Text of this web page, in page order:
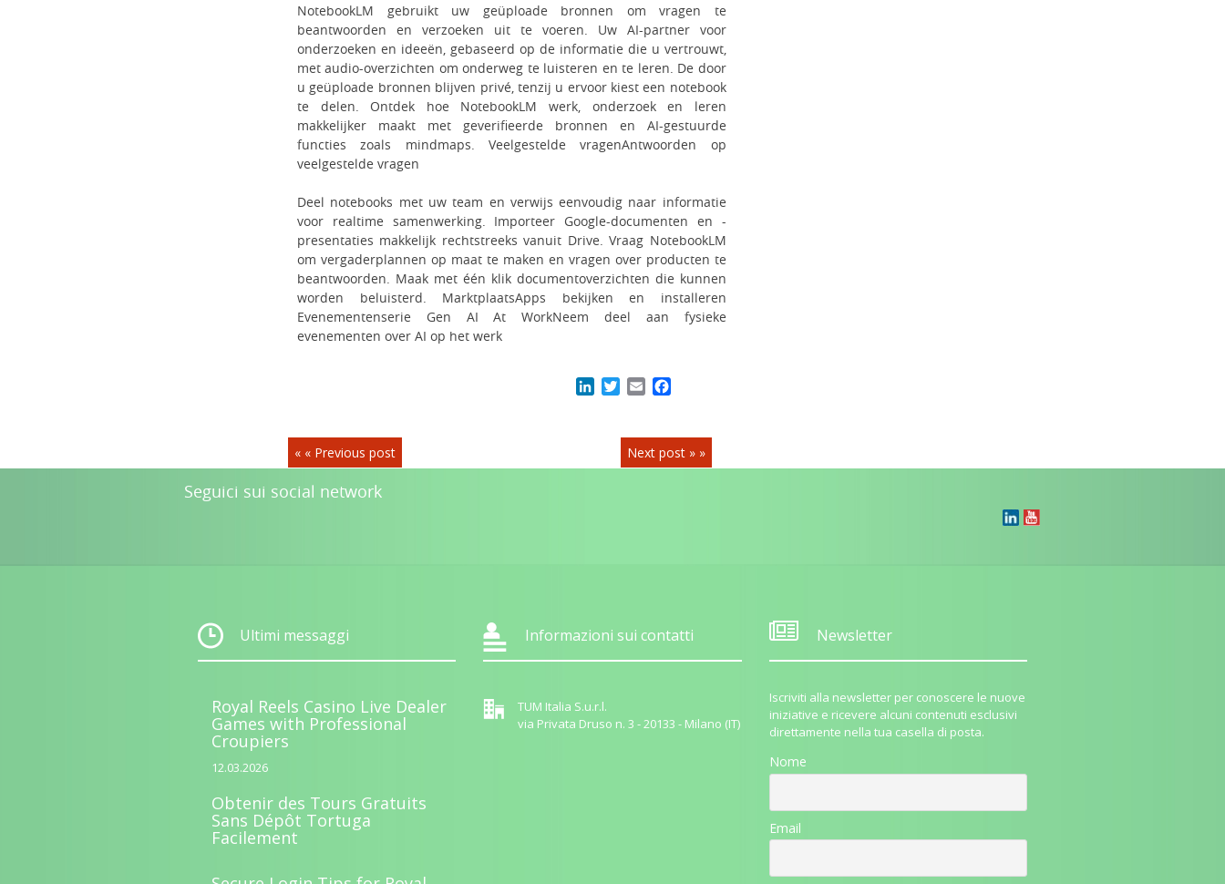
NotebookLM gebruikt uw geüploade bronnen om vragen te
beantwoorden en verzoeken uit te voeren. Uw AI-partner voor
onderzoeken en ideeën, gebaseerd op de informatie die u vertrouwt,
met audio-overzichten om onderweg te luisteren en te leren. De door
u geüploade bronnen blijven privé, tenzij u ervoor kiest een notebook
te delen. Ontdek hoe NotebookLM werk, onderzoek en leren
makkelijker maakt met geverifieerde bronnen en AI-gestuurde
functies zoals mindmaps. Veelgestelde vragenAntwoorden op
veelgestelde vragen
Deel notebooks met uw team en verwijs eenvoudig naar informatie
voor realtime samenwerking. Importeer Google-documenten en -
presentaties makkelijk rechtstreeks vanuit Drive. Vraag NotebookLM
om vergaderplannen op maat te maken en vragen over producten te
beantwoorden. Maak met één klik documentoverzichten die kunnen
worden beluisterd. MarktplaatsApps bekijken en installeren
Evenementenserie Gen AI At WorkNeem deel aan fysieke
evenementen over AI op het werk
LinkedIn
Twitter
Email
« « Previous post Next post » »
Seguici sui social network
Ultimi messaggi
Royal Reels Casino Live Dealer
Games with Professional
Croupiers
12.03.2026
Obtenir des Tours Gratuits
Sans Dépôt Tortuga
Facilement
Informazioni sui contatti
TUM Italia S.u.r.l.
via Privata Druso n. 3 - 20133 - Milano (IT)
Newsletter
Iscriviti alla newsletter per conoscere le nuove
iniziative e ricevere alcuni contenuti esclusivi
direttamente nella tua casella di posta.
Nome
Email